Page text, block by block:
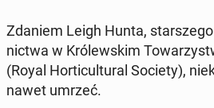
Zdaniem Leigh Hunta,
nic­twa w Kró­lew­skim
(Royal Hor­ti­cul­tu­ral Society),
nawet umrzeć.